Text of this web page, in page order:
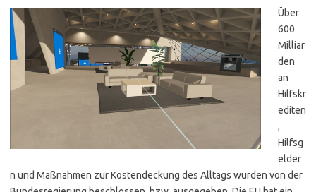
Über
600
Milliar
den
an
Hilfskr
editen
,
Hilfsg
elder
n und Maßnahmen zur Kostendeckung des Alltags wurden von der